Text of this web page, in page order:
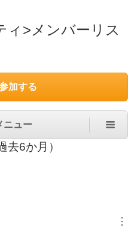
ィ > メンバーリス
加する
ニュー
去6か月）
︙